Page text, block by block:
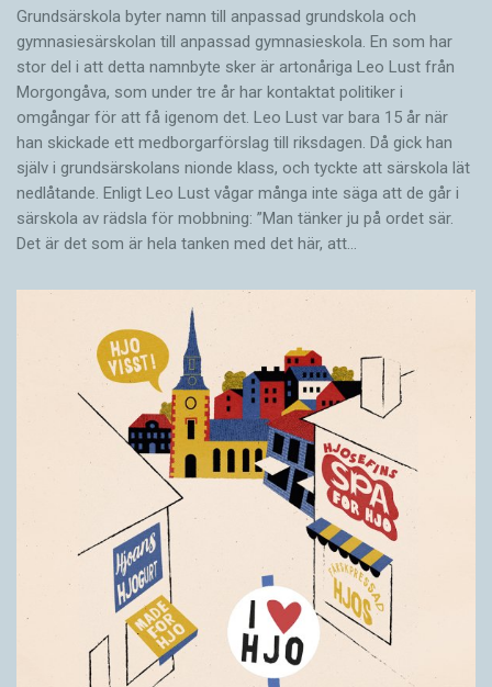
Grundsärskola byter namn till anpassad grundskola och
gymnasiesärskolan till anpassad gymnasieskola. En som har
stor del i att detta namnbyte sker är artonåriga Leo Lust från
Morgongåva, som under tre år har kontaktat politiker i
omgångar för att få igenom det. Leo Lust var bara 15 år när
han skickade ett medborgarförslag till riksdagen. Då gick han
själv i grundsärskolans nionde klass, och tyckte att särskola lät
nedlåtande. Enligt Leo Lust vågar många inte säga att de går i
särskola av rädsla för mobbning: ”Man tänker ju på ordet sär.
Det är det som är hela tanken med det här, att…